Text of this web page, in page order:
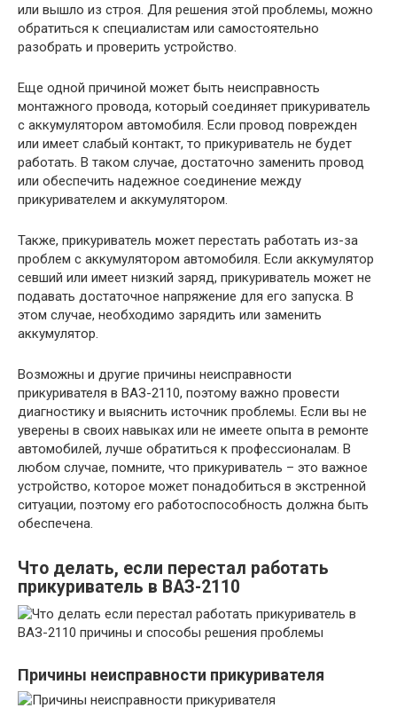
или вышло из строя. Для решения этой проблемы, можно
обратиться к специалистам или самостоятельно
разобрать и проверить устройство.
Еще одной причиной может быть неисправность
монтажного провода, который соединяет прикуриватель
с аккумулятором автомобиля. Если провод поврежден
или имеет слабый контакт, то прикуриватель не будет
работать. В таком случае, достаточно заменить провод
или обеспечить надежное соединение между
прикуривателем и аккумулятором.
Также, прикуриватель может перестать работать из-за
проблем с аккумулятором автомобиля. Если аккумулятор
севший или имеет низкий заряд, прикуриватель может не
подавать достаточное напряжение для его запуска. В
этом случае, необходимо зарядить или заменить
аккумулятор.
Возможны и другие причины неисправности
прикуривателя в ВАЗ-2110, поэтому важно провести
диагностику и выяснить источник проблемы. Если вы не
уверены в своих навыках или не имеете опыта в ремонте
автомобилей, лучше обратиться к профессионалам. В
любом случае, помните, что прикуриватель – это важное
устройство, которое может понадобиться в экстренной
ситуации, поэтому его работоспособность должна быть
обеспечена.
Что делать, если перестал работать
прикуриватель в ВАЗ-2110
Причины неисправности прикуривателя